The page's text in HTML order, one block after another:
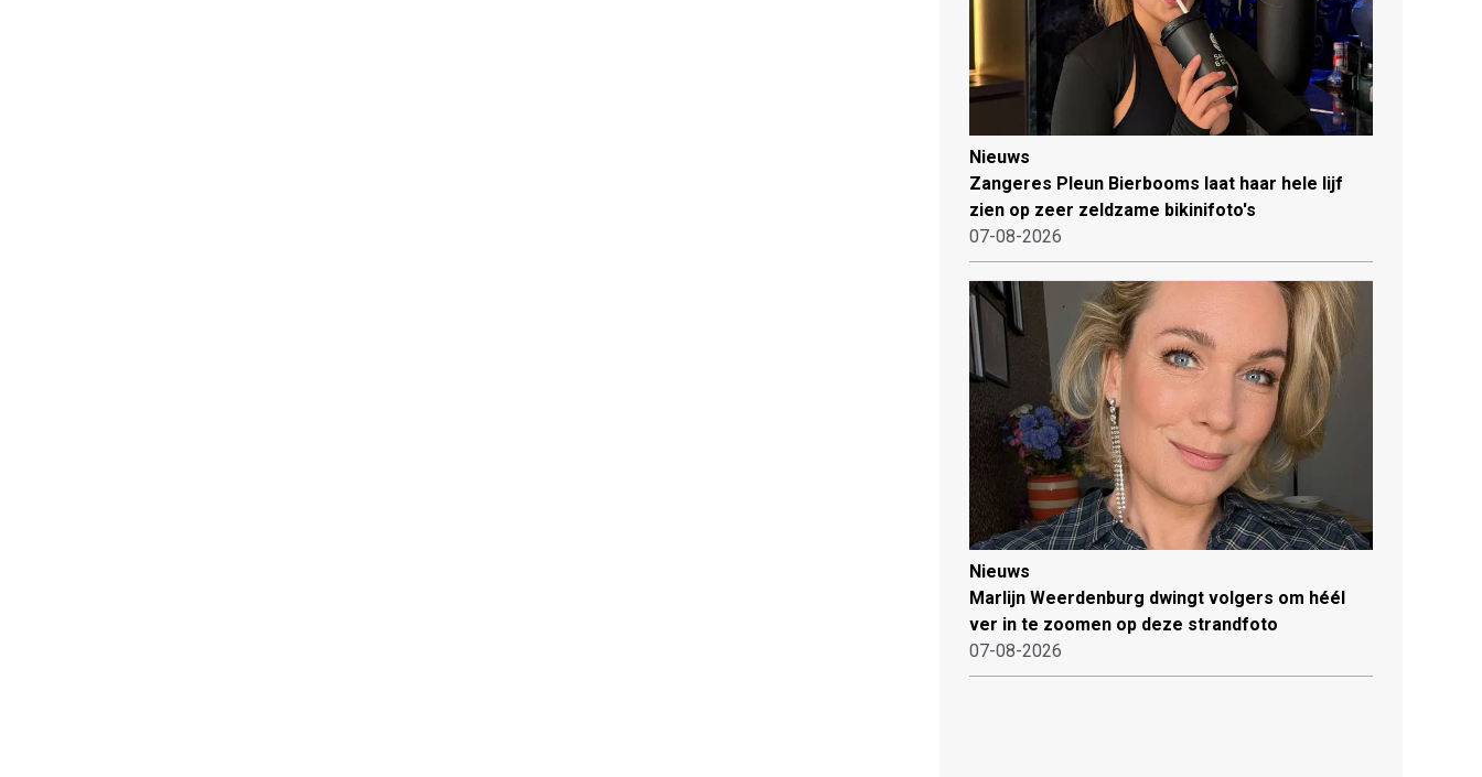
Nieuws
Zangeres Pleun Bierbooms laat haar hele lijf
zien op zeer zeldzame bikinifoto's
07-08-2026
Nieuws
Marlijn Weerdenburg dwingt volgers om héél
ver in te zoomen op deze strandfoto
07-08-2026